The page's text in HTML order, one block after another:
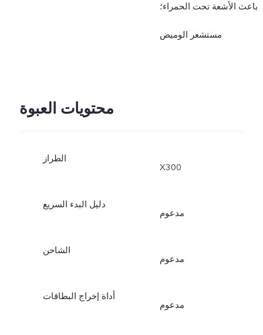
باعث الأشعة تحت الحمراء؛
مستشعر الوميض
محتويات العبوة
الطراز
X300
دليل البدء السريع
مدعوم
الشاحن
مدعوم
أداة إخراج البطاقات
مدعوم